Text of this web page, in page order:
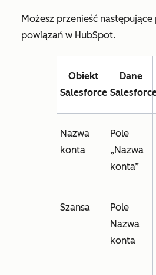
Możesz przenieść
powiązań w HubSpot.
Obiekt
Salesforce
Dane
Nazwa
konta
Pole
„Nazwa
konta”
Szansa
Pole
Nazwa
konta